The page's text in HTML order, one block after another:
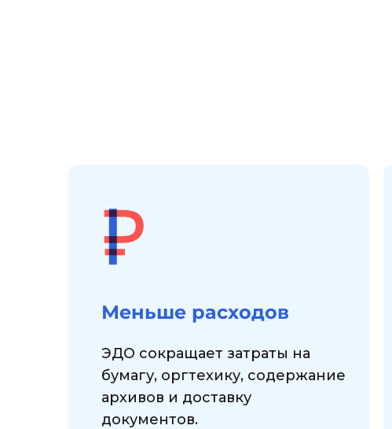
Меньше расходов
ЭДО сокращает затраты на
бумагу, оргтехику, содержание
архивов и доставку
документов.